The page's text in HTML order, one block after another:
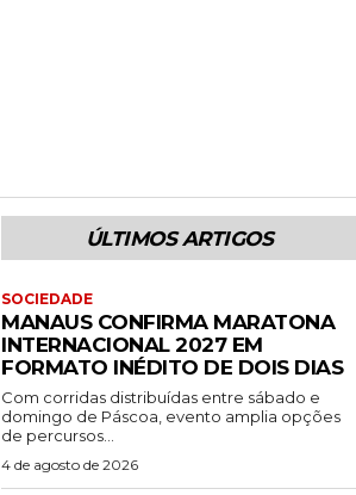
ÚLTIMOS ARTIGOS
SOCIEDADE
MANAUS CONFIRMA MARATONA
INTERNACIONAL 2027 EM
FORMATO INÉDITO DE DOIS DIAS
Com corridas distribuídas entre sábado e
domingo de Páscoa, evento amplia opções
de percursos...
4 de agosto de 2026